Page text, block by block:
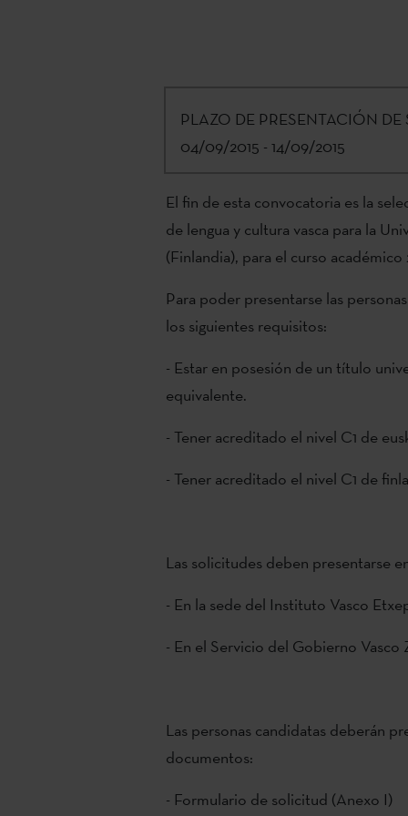
PLAZO DE PRESENTACIÓN DE
04/09/2015 - 14/09/2015
El fin de esta convocatoria es la
de lengua y cultura vasca para la
(Finlandia), para el curso académico
Para poder presentarse las
los siguientes requisitos:
- Estar en posesión de un título
equivalente.
- Tener acreditado el nivel C1 de
- Tener acreditado el nivel C1 de
Las solicitudes deben presentarse
- En la sede del Instituto Vasco
- En el Servicio del Gobierno Vasco
Las personas candidatas deberán
documentos:
- Formulario de solicitud (Anexo I)